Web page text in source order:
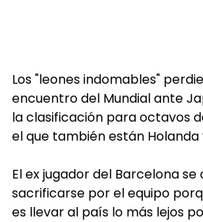
Los "leones indomables"
encuentro del Mundial ante
la clasificación para octavos
el que también están Holanda
El ex jugador del Barcelona se
sacrificarse por el equipo
es llevar al país lo más lejos